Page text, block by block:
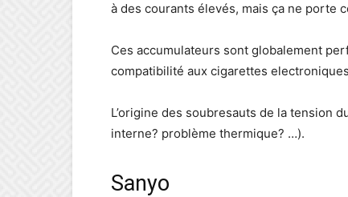
à des courants élevés, mais ça ne porte
Ces accumulateurs sont globalement
compatibilité aux cigarettes
L’origine des soubresauts de la tension
interne? problème thermique? …).
Sanyo